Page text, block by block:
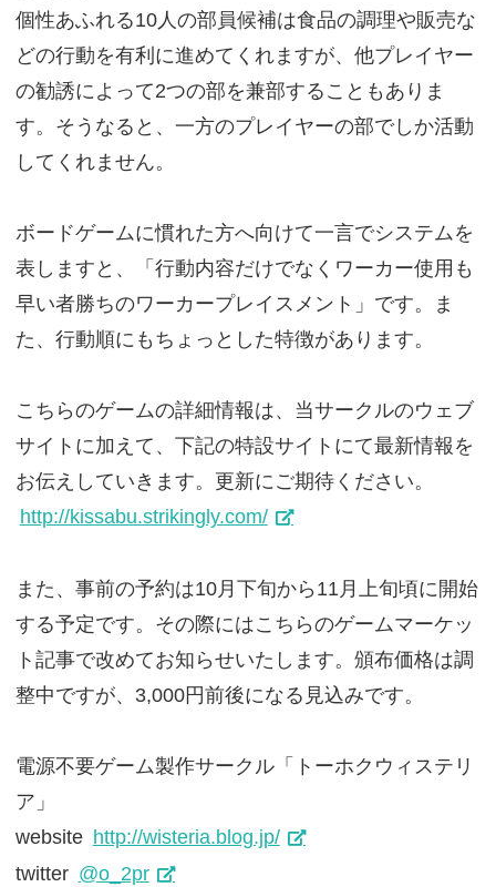
個性あふれる10人の部員候補は食品の調理や販売な
どの行動を有利に進めてくれますが、他プレイヤー
の勧誘によって2つの部を兼部することもありま
す。そうなると、一方のプレイヤーの部でしか活動
してくれません。
ボードゲームに慣れた方へ向けて一言でシステムを
表しますと、「行動内容だけでなくワーカー使用も
早い者勝ちのワーカープレイスメント」です。ま
た、行動順にもちょっとした特徴があります。
こちらのゲームの詳細情報は、当サークルのウェブ
サイトに加えて、下記の特設サイトにて最新情報を
お伝えしていきます。更新にご期待ください。
http://kissabu.strikingly.com/
また、事前の予約は10月下旬から11月上旬頃に開始
する予定です。その際にはこちらのゲームマーケッ
ト記事で改めてお知らせいたします。頒布価格は調
整中ですが、3,000円前後になる見込みです。
電源不要ゲーム製作サークル「トーホクウィステリ
ア」
website http://wisteria.blog.jp/
twitter @o_2pr